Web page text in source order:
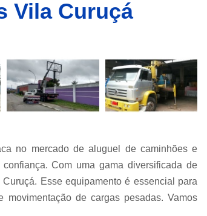
Caminhões Muncks de Alocação
Caminhões com Muncks para Alugueis
Caminhões Muncks de
Caminhões Tipo Munck para
Caminhões com Munck para
Caminhões com Muncks para
Caminhões Muncks de
Vila Curuçá
no mercado de aluguel de caminhões e
Com uma gama diversificada de
Esse equipamento é essencial para
de cargas pesadas. Vamos